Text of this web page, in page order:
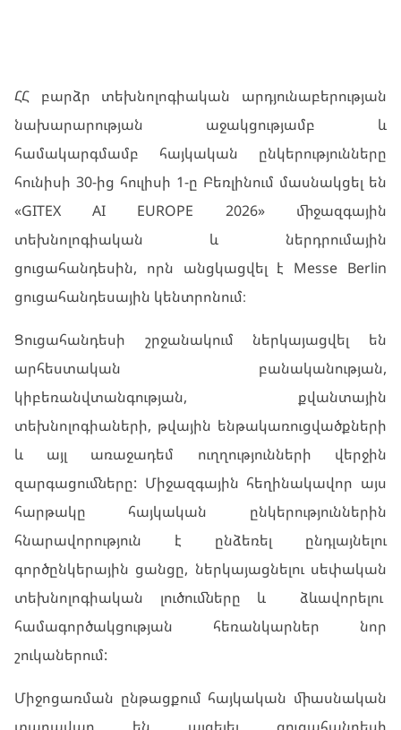
ՀՀ բարձր տեխնոլոգիական արդյունաբերության
նախարարության աջակցությամբ և
համակարգմամբ հայկական ընկերությունները
հունիսի 30-ից հուլիսի 1-ը Բեռլինում մասնակցել են
«GITEX AI EUROPE 2026» միջազգային
տեխնոլոգիական և ներդրումային
ցուցահանդեսին, որն անցկացվել է Messe Berlin
ցուցահանդեսային կենտրոնում։
Ցուցահանդեսի շրջանակում ներկայացվել են
արհեստական բանականության,
կիբեռանվտանգության, քվանտային
տեխնոլոգիաների, թվային ենթակառուցվածքների
և այլ առաջադեմ ուղղությունների վերջին
զարգացումները: Միջազգային հեղինակավոր այս
հարթակը հայկական ընկերություններին
հնարավորություն է ընձեռել ընդլայնելու
գործընկերային ցանցը, ներկայացնելու սեփական
տեխնոլոգիական լուծումները և ձևավորելու
համագործակցության հեռանկարներ նոր
շուկաներում:
Միջոցառման ընթացքում հայկական միասնական